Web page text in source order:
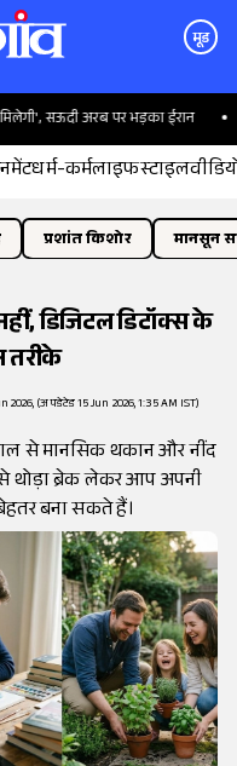
मूड
सऊदी अरब पर भड़का ईरान
धर्म-कर्मलाइफस्टाइल
प्रशांत किशोर मानसून
डिजिटल डिटॉक्स के
2026, (अपडेटेड 15 Jun 2026, 1:35 AM IST)
से मानसिक थकान और नींद
से थोड़ा ब्रेक लेकर आप अपनी
बना सकते हैं।